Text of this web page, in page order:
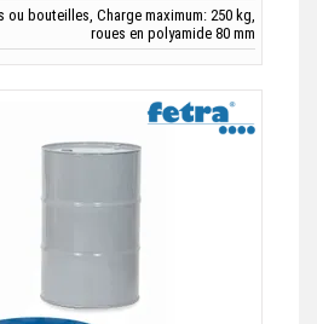
bouteilles, Charge maximum: 250 kg,
roues en polyamide 80 mm